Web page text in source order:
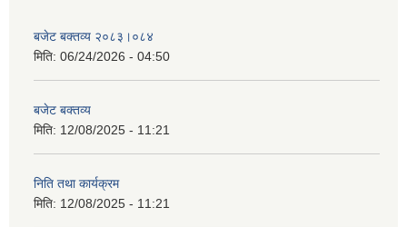
बजेट बक्तव्य २०८३।०८४
मिति: 06/24/2026 - 04:50
बजेट बक्तव्य
मिति: 12/08/2025 - 11:21
निति तथा कार्यक्रम
मिति: 12/08/2025 - 11:21